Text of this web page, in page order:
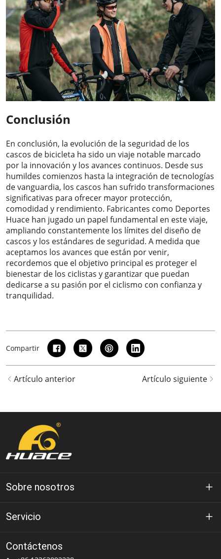
Conclusión
En conclusión, la evolución de la seguridad de los
cascos de bicicleta ha sido un viaje notable marcado
por la innovación y los avances continuos. Desde sus
humildes comienzos hasta la integración de tecnologías
de vanguardia, los cascos han sufrido transformaciones
significativas para ofrecer mayor protección,
comodidad y rendimiento. Fabricantes como Deportes
Huace han jugado un papel fundamental en este viaje,
ampliando constantemente los límites del diseño de
cascos y los estándares de seguridad. A medida que
aceptamos los avances que están por venir,
recordemos que el objetivo principal es proteger el
bienestar de los ciclistas y garantizar que puedan
dedicarse a su pasión por el ciclismo con confianza y
tranquilidad.
Compartir
Artículo anterior Artículo siguiente
Sobre nosotros
Acerca de Huace
Solución
Servicio
política de privacidad
Contáctenos